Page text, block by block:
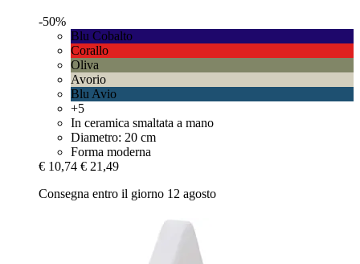
-50%
Blu Cobalto
Corallo
Oliva
Avorio
Blu Avio
+5
In ceramica smaltata a mano
Diametro: 20 cm
Forma moderna
€ 10,74 € 21,49
Consegna entro il giorno 12 agosto